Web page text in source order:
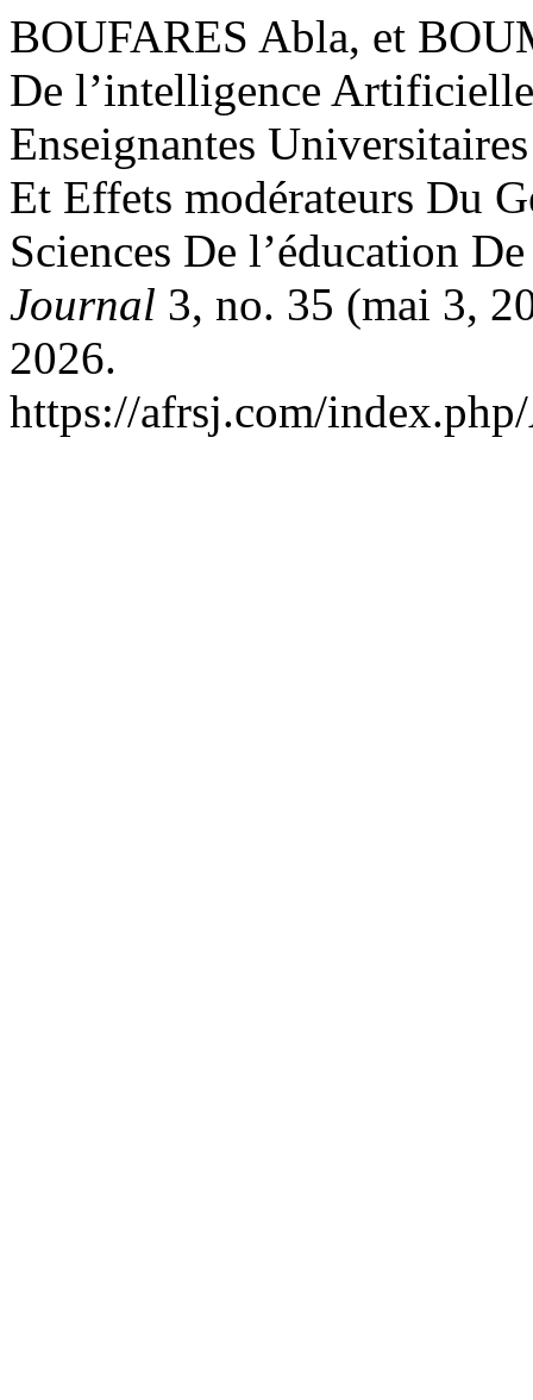
BOUFARES Abla, et
De l’intelligence
Enseignantes
Et Effets modérateurs Du
Sciences De l’éducation
Journal 3, no. 35 (mai 3,
2026.
https://afrsj.com/